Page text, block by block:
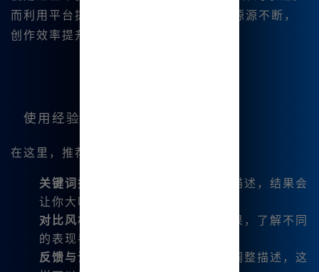
而利用平台提供的MJ提词器，我的灵感源源不断，
创作效率提升了不少。
使用经验分享
在这里，推荐几种使用技巧：
关键词挖掘
：善用多样的关键词与描述，结果会
让你大吃一惊。
对比风格
：尝试不同风格的绘画结果，了解不同
的表现手法。
反馈与调整
：根据生成的图片不断调整描述，这